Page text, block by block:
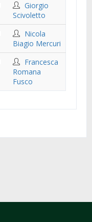
Giorgio
Scivoletto
Nicola
Biagio Mercuri
Francesca
Romana
Fusco